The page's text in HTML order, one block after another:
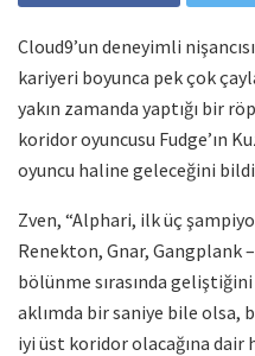
Cloud9’un deneyimli
kariyeri boyunca pek çok
yakın zamanda yaptığı bir
koridor oyuncusu Fudge’ın
oyuncu haline geleceğini
Zven, “Alphari, ilk üç
Renekton, Gnar, Gangplank
bölünme sırasında
aklımda bir saniye bile olsa,
iyi üst koridor olacağına dair